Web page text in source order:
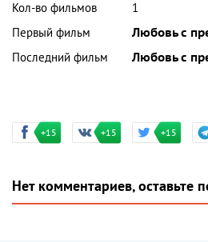
Кол-во фильмов
1
Первый фильм
Любовь с
Последний фильм
Любовь с
+15 +15 +15
Нет комментариев, оставьте